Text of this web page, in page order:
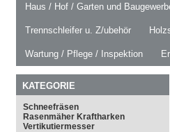
Haus / Hof / Garten und
Trennschleifer u. Z/ubehör
Wartung / Pflege / Inspektion
KATEGORIE
Schneefräsen
Rasenmäher Kraftharken
Vertikutiermesser